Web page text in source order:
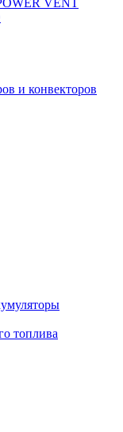
VENT
и конвекторов
топлива